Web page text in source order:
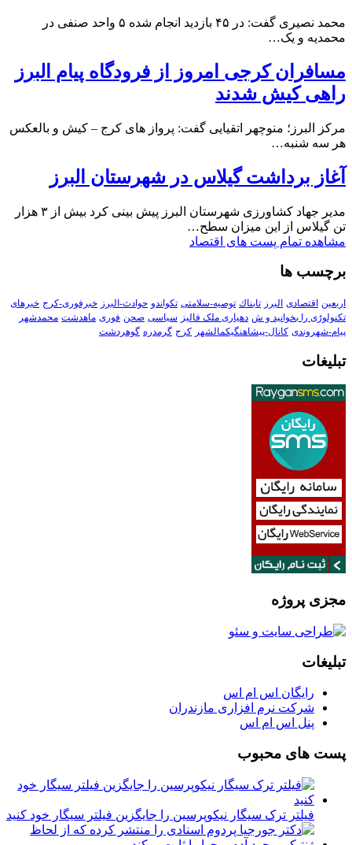
محمد نصیری گفت: در ۴۵ بازدید انجام شده ۵ واحد صنفی در
محمدیه و یک…
مسافران کرجی امروز از فرودگاه پیام البرز
راهی کیش شدند
مرکز البرز؛ منوچهر اتقیایی گفت: پرواز های کرج – کیش و بالعکس
هر سه شنبه…
آغاز برداشت گیلاس در شهرستان البرز
مدیر جهاد کشاورزی شهرستان البرز پیش بینی کرد بیش از ۳ هزار
تن گیلاس از این میزان سطح…
مشاهده تمام پست های اقتصاد
برچسب ها
اربعین اقتصادی البرز تابناك توصیه-سلامتی تکواندو حوادث-البرز خبرفوری-کرج خبرهای
تکنولوڑی را بخوانید و ش دهیاری ملک فالیز سیاسی صحن فوری ماهدشت محمدشهر
پیام-شهروندی کانال-پیشاهنگیکمالشهر کرج گرمدره گوهردشت
تبلیغات
مجزی پروژه
تبلیغات
رایگان اس ام اس
شرکت نرم افزاری مازندران
پنل اس ام اس
پست های محبوب
فیلتر ترک سیگار نیکوپرسین را جایگزین فیلتر سیگار خود کنید